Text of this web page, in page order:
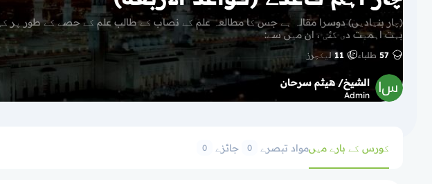
(چار بنیادیں) دوسرا مقالہ ہے جس کا مطالعہ علم کے نصاب کے طالب علم کے حصے کے طور پر
بہت اہمیت دی گئی ، ان میں سے:
57 طلباء 11 لیکچرز
الشيخ/ هيثم سرحان
Admin
کورس کے بارے میںمواد تبصرے 0 جائزے 0